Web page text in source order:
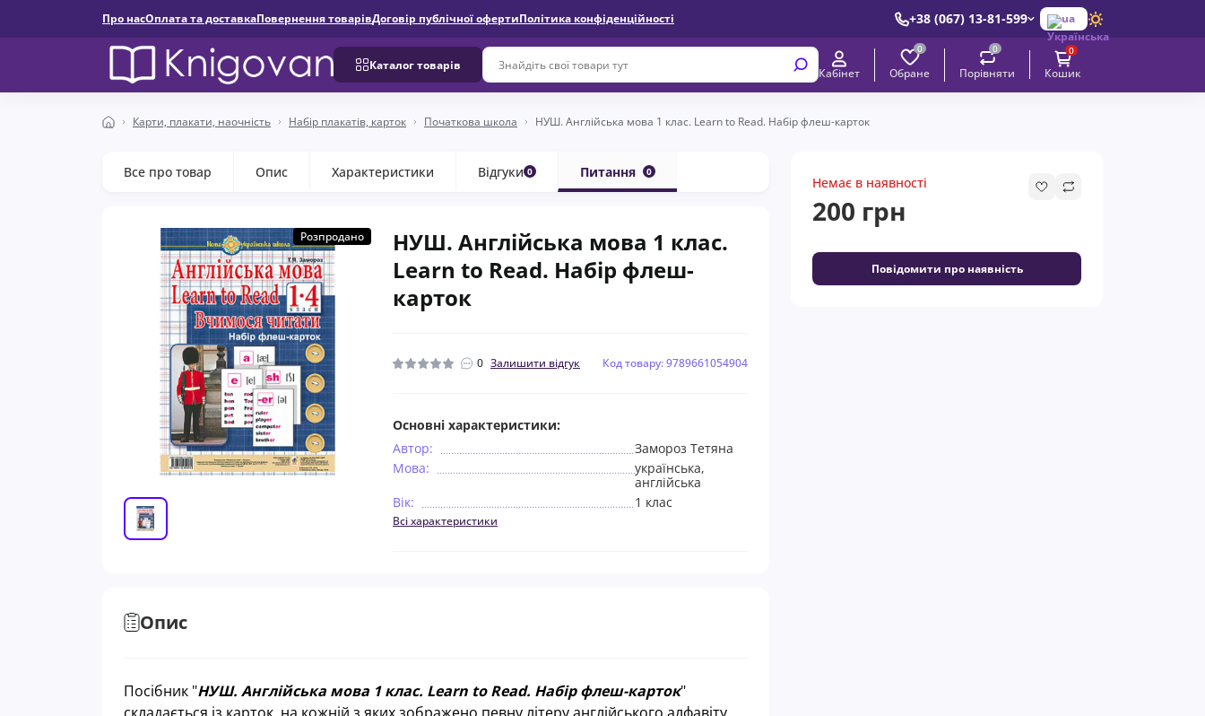
Про насОплата та доставкаПовернення товарівДоговір публічної офертиПолітика конфіденційності +38 (067) 13-81-599 ua
Каталог товарів
Кабінет
0
Обране
0
Порівняти
0
Кошик
Карти, плакати, наочність Набір плакатів, карток Початкова школа НУШ. Англійська мова 1 клас. Learn to Read. Набір флеш-карток
Все про товар Опис Характеристики Відгуки 0 Питання 0
Розпродано
НУШ. Англійська мова 1 клас.
Learn to Read. Набір флеш-
карток
0 Залишити відгук Код товару: 9789661054904
Немає в наявності
200 грн
Повідомити про наявність
Основні характеристики:
Автор:
Замороз Тетяна
Мова:
українська,
англійська
Вік:
1 клас
Всі характеристики
Опис
Посібник "НУШ. Англійська мова 1 клас. Learn to Read. Набір флеш-карток"